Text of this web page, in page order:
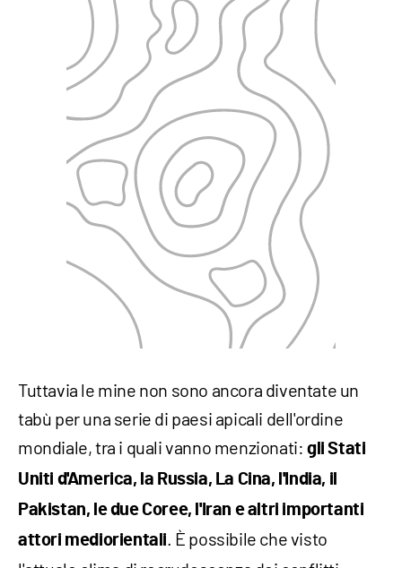
Tuttavia le mine non sono ancora diventate un
tabù per una serie di paesi apicali dell'ordine
mondiale, tra i quali vanno menzionati:gli Stati
Uniti d'America, la Russia, La Cina, l'India, il
Pakistan, le due Coree, l'Iran e altri importanti
attori mediorientali. È possibile che visto